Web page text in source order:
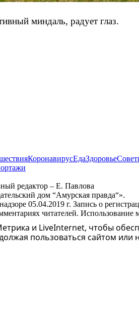
миндаль, радует глаз.
КоронавирусЕдаЗдоровье
редактор – Е. Павлова
дом “Амурская правда“».
05.04.2019 г. Запись о
читателей.
и LiveInternet, чтобы
пользоваться сайтом